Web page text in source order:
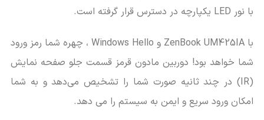
با نور LED یکپارچه در دسترس قرار گرفته است.
با ZenBook UM425IA و Windows Hello ، چهره شما رمز ورود
شما خواهد بود! دوربین مادون قرمز قسمت جلو صفحه نمایش
(IR) در چند ثانیه صورت شما را تشخیص می‌دهد و به شما
امکان ورود سریع و ایمن به سیستم را می دهد.